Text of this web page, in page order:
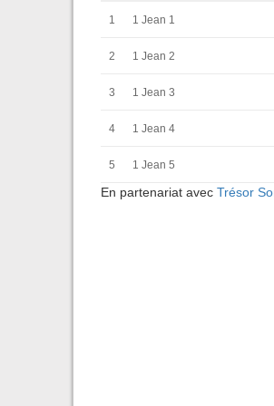
1 1 Jean 1
2 1 Jean 2
3 1 Jean 3
4 1 Jean 4
5 1 Jean 5
En partenariat avec Trésor